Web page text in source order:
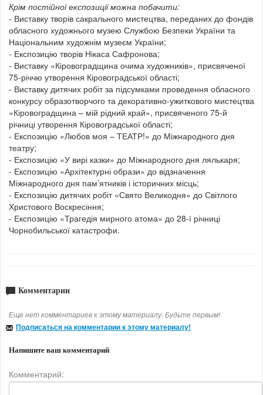
Крім постійної експозиції можна побачити:
- Виставку творів сакрального мистецтва, переданих до фондів
обласного художнього музею Службою Безпеки України та
Національним художнім музеєм України;
- Експозицію творів Нікаса Сафронова;
- Виставку «Кіровоградщина очима художників», присвяченої
75-річчю утворення Кіровоградської області;
- Виставку дитячих робіт за підсумками проведення обласного
конкурсу образотворчого та декоративно-ужиткового мистецтва
«Кіровоградщина – мій рідний край», присвяченого 75-й
річниці утворення Кіровоградської області;
- Експозицію «Любов моя – ТЕАТР!» до Міжнародного дня
театру;
- Експозицію «У вирі казки» до Міжнародного дня лялькаря;
- Експозицію «Архітектурні образи» до відзначення
Міжнародного дня пам’ятників і історичних місць;
- Експозицію дитячих робіт «Свято Великодня» до Світлого
Христового Воскресіння;
- Експозицію «Трагедія мирного атома» до 28-ї річниці
Чорнобильської катастрофи.
Комментарии
Еще нет комментариев к этому материалу. Будьте первым!
Подписаться на комментарии к этому материалу!
Напишите ваш комментарий
Комментарий: